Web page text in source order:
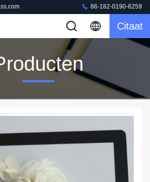
86-182-0190-6259
Citaat